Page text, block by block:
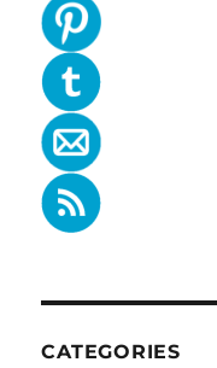
CATEGORIES